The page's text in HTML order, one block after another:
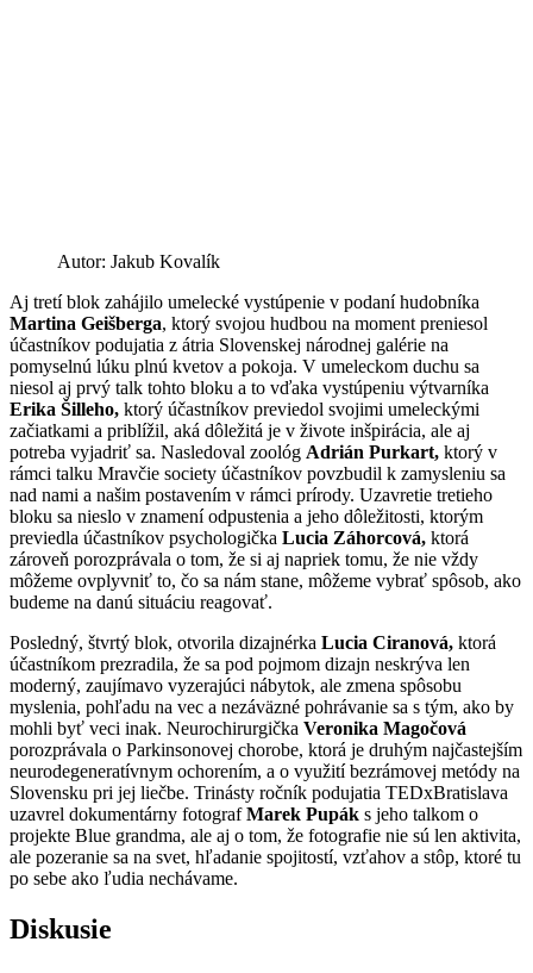
Autor: Jakub Kovalík
Aj tretí blok zahájilo umelecké vystúpenie v podaní hudobníka
Martina Geišberga, ktorý svojou hudbou na moment preniesol
účastníkov podujatia z átria Slovenskej národnej galérie na
pomyselnú lúku plnú kvetov a pokoja. V umeleckom duchu sa
niesol aj prvý talk tohto bloku a to vďaka vystúpeniu výtvarníka
Erika Šilleho, ktorý účastníkov previedol svojimi umeleckými
začiatkami a priblížil, aká dôležitá je v živote inšpirácia, ale aj
potreba vyjadriť sa. Nasledoval zoológ Adrián Purkart, ktorý v
rámci talku Mravčie society účastníkov povzbudil k zamysleniu sa
nad nami a našim postavením v rámci prírody. Uzavretie tretieho
bloku sa nieslo v znamení odpustenia a jeho dôležitosti, ktorým
previedla účastníkov psychologička Lucia Záhorcová, ktorá
zároveň porozprávala o tom, že si aj napriek tomu, že nie vždy
môžeme ovplyvniť to, čo sa nám stane, môžeme vybrať spôsob, ako
budeme na danú situáciu reagovať.
Posledný, štvrtý blok, otvorila dizajnérka Lucia Ciranová, ktorá
účastníkom prezradila, že sa pod pojmom dizajn neskrýva len
moderný, zaujímavo vyzerajúci nábytok, ale zmena spôsobu
myslenia, pohľadu na vec a nezáväzné pohrávanie sa s tým, ako by
mohli byť veci inak. Neurochirurgička Veronika Magočová
porozprávala o Parkinsonovej chorobe, ktorá je druhým najčastejším
neurodegeneratívnym ochorením, a o využití bezrámovej metódy na
Slovensku pri jej liečbe. Trinásty ročník podujatia TEDxBratislava
uzavrel dokumentárny fotografMarek Pupák s jeho talkom o
projekte Blue grandma, ale aj o tom, že fotografie nie sú len aktivita,
ale pozeranie sa na svet, hľadanie spojitostí, vzťahov a stôp, ktoré tu
po sebe ako ľudia nechávame.
Diskusie